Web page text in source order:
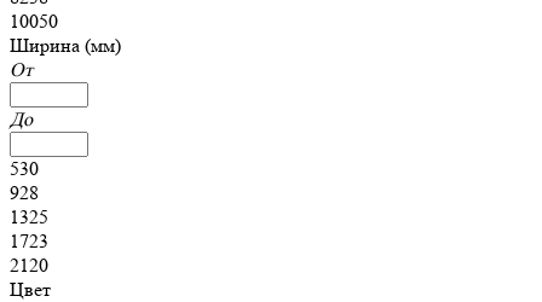
10050
Ширина (мм)
От
До
530
928
1325
1723
2120
Цвет